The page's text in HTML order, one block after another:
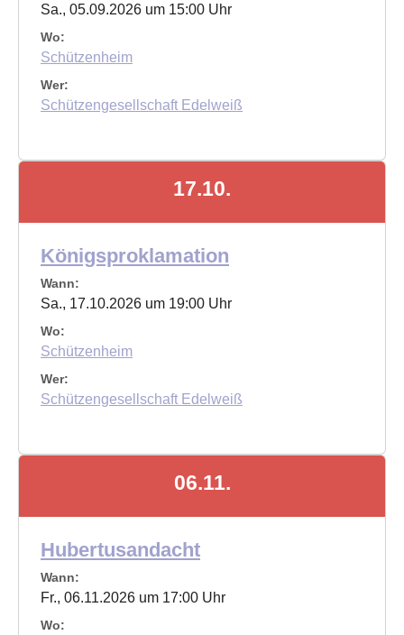
Sa., 05.09.2026 um 15:00 Uhr
Wo:
Schützenheim
Wer:
Schützengesellschaft Edelweiß
17.10.
Königsproklamation
Wann:
Sa., 17.10.2026 um 19:00 Uhr
Wo:
Schützenheim
Wer:
Schützengesellschaft Edelweiß
06.11.
Hubertusandacht
Wann:
Fr., 06.11.2026 um 17:00 Uhr
Wo: